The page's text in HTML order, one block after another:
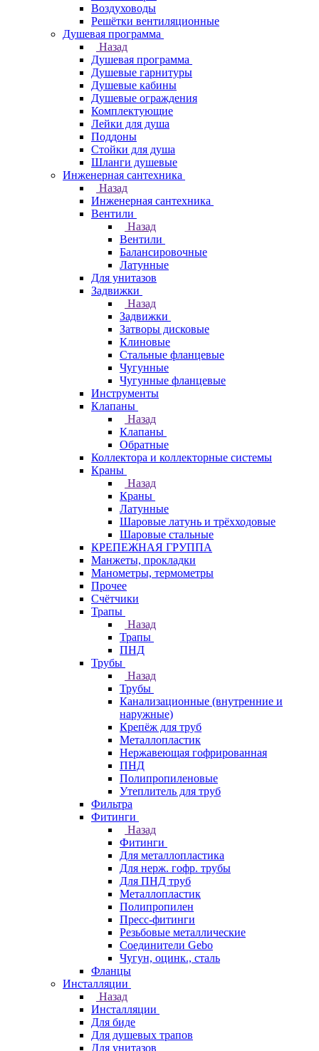
Воздуховоды
Решётки вентиляционные
Душевая программа
Назад
Душевая программа
Душевые гарнитуры
Душевые кабины
Душевые ограждения
Комплектующие
Лейки для душа
Поддоны
Стойки для душа
Шланги душевые
Инженерная сантехника
Назад
Инженерная сантехника
Вентили
Назад
Вентили
Балансировочные
Латунные
Для унитазов
Задвижки
Назад
Задвижки
Затворы дисковые
Клиновые
Стальные фланцевые
Чугунные
Чугунные фланцевые
Инструменты
Клапаны
Назад
Клапаны
Обратные
Коллектора и коллекторные системы
Краны
Назад
Краны
Латунные
Шаровые латунь и трёхходовые
Шаровые стальные
КРЕПЕЖНАЯ ГРУППА
Манжеты, прокладки
Манометры, термометры
Прочее
Счётчики
Трапы
Назад
Трапы
ПНД
Трубы
Назад
Трубы
Канализационные (внутренние и
наружные)
Крепёж для труб
Металлопластик
Нержавеющая гофрированная
ПНД
Полипропиленовые
Утеплитель для труб
Фильтра
Фитинги
Назад
Фитинги
Для металлопластика
Для нерж. гофр. трубы
Для ПНД труб
Металлопластик
Полипропилен
Пресс-фитинги
Резьбовые металлические
Соединители Gebo
Чугун, оцинк., сталь
Фланцы
Инсталляции
Назад
Инсталляции
Для биде
Для душевых трапов
Для унитазов